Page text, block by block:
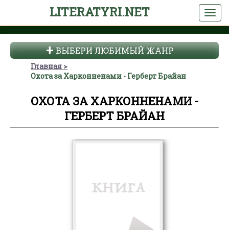
LITERATYRI.NET
ВЫБЕРИ ЛЮБИМЫЙ ЖАНР
Главная
Охота за Харконненами - Герберт Брайан
ОХОТА ЗА ХАРКОННЕНАМИ -
ГЕРБЕРТ БРАЙАН